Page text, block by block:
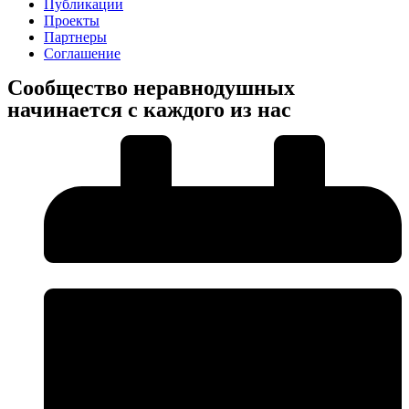
Публикации
Проекты
Партнеры
Соглашение
Сообщество неравнодушных
начинается с каждого из нас